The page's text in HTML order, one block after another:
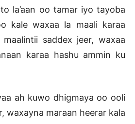
la’aan oo tamar iyo tayoba
kale waxaa la maali karaa
saddex jeer, waxaa
karaa hashu ammin ku
ah kuwo dhigmaya oo ooli
waxayna maraan heerar kala